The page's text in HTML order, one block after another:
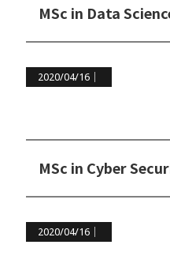
2020/04/16｜
2020/04/16｜